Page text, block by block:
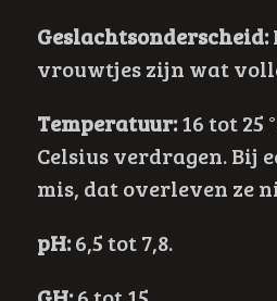
Geslachtsonderscheid:
vrouwtjes zijn wat
Temperatuur:16 tot 25
Celsius verdragen. Bij
mis, dat overleven ze
pH:6,5 tot 7,8.